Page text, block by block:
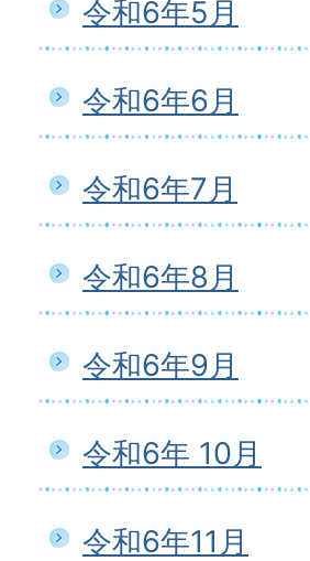
令和6年5月
令和6年6月
令和6年7月
令和6年8月
令和6年9月
令和6年 10月
令和6年11月